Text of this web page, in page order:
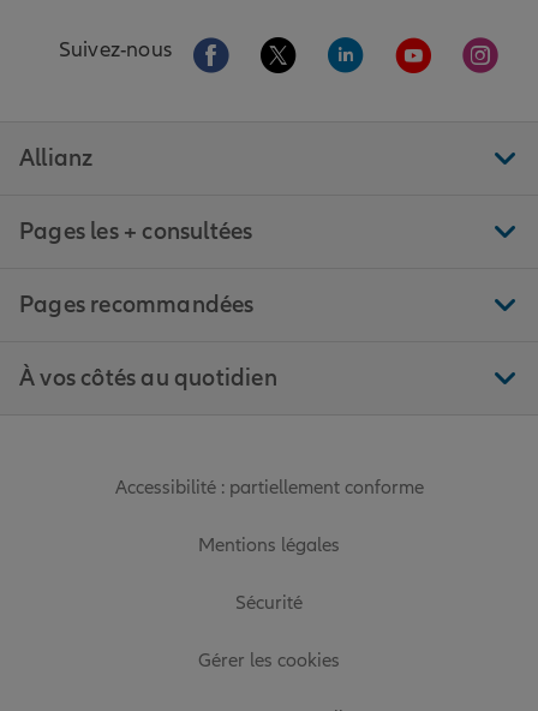
Suivez-nous Aller sur la page Facebook de Allianz
Aller sur la page Twitter de
Aller sur la page
Aller sur la
Aller
Allianz
Pages les + consultées
Pages recommandées
À vos côtés au quotidien
Accessibilité : partiellement conforme
Mentions légales
Sécurité
Gérer les cookies